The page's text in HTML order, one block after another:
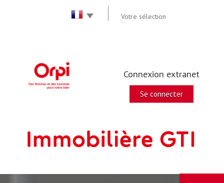
Votre sélection
Connexion extranet
Se connecter